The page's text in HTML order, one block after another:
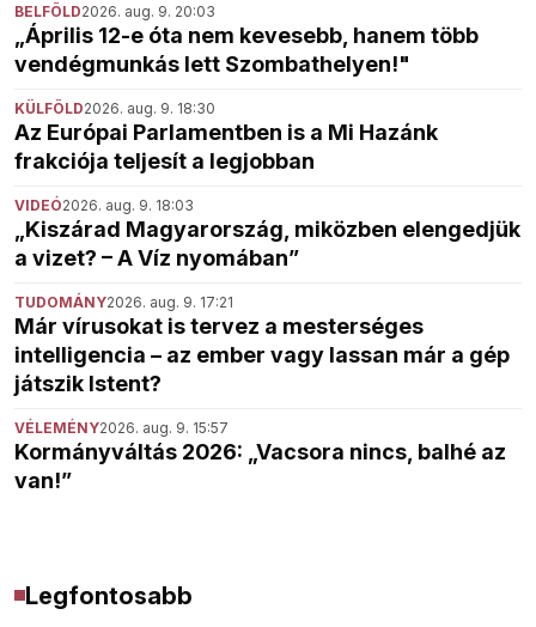
BELFÖLD2026. aug. 9. 20:03
„Április 12-e óta nem kevesebb, hanem több
vendégmunkás lett Szombathelyen!"
KÜLFÖLD2026. aug. 9. 18:30
Az Európai Parlamentben is a Mi Hazánk
frakciója teljesít a legjobban
VIDEÓ2026. aug. 9. 18:03
„Kiszárad Magyarország, miközben elengedjük
a vizet? – A Víz nyomában”
TUDOMÁNY2026. aug. 9. 17:21
Már vírusokat is tervez a mesterséges
intelligencia – az ember vagy lassan már a gép
játszik Istent?
VÉLEMÉNY2026. aug. 9. 15:57
Kormányváltás 2026: „Vacsora nincs, balhé az
van!”
Legfontosabb